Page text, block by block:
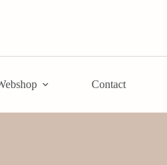
Contact